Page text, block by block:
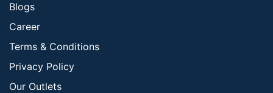
Blogs
Career
Terms & Conditions
Privacy Policy
Our Outlets